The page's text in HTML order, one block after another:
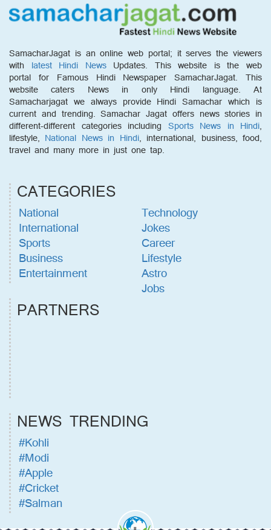
SamacharJagat is an online web portal; it serves the viewers
with latest Hindi NewsUpdates. This website is the web
portal for Famous Hindi Newspaper SamacharJagat. This
website caters News in only Hindi language. At
Samacharjagat we always provide Hindi Samachar which is
current and trending. Samachar Jagat offers news stories in
different-different categories including Sports News in Hindi,
lifestyle, National News in Hindi, international, business, food,
travel and many more in just one tap.
CATEGORIES
National
International
Sports
Business
Entertainment
Technology
Jokes
Career
Lifestyle
Astro
Jobs
PARTNERS
NEWS TRENDING
#Kohli
#Modi
#Apple
#Cricket
#Salman